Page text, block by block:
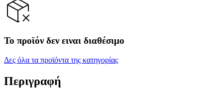
Το προϊόν δεν ειναι διαθέσιμο
Δες όλα τα προϊόντα της κατηγορίας
Περιγραφή